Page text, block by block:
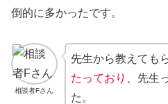
倒的に多かったです。
相談者Fさん
先生から教えても
たっており
、先生
た。